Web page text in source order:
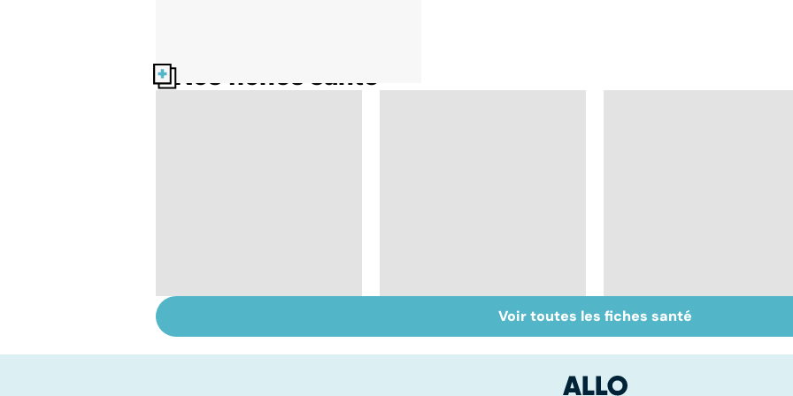
Nos fiches santé
mais fragile
Faire du sport à
domicile, c'est facile !
Don de gamètes : le
pour et le contre
Voir toutes les fiches santé